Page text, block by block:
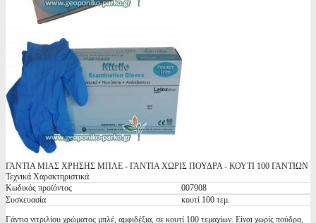
ΓΑΝΤΙΑ ΜΙΑΣ ΧΡΗΣΗΣ ΜΠΛΕ - ΓΑΝΤΙΑ ΧΩΡΙΣ ΠΟΥΔΡΑ - ΚΟΥΤΙ 100 ΓΑΝΤΙΩΝ
Τεχνικά Χαρακτηριστικά
Κωδικός προϊόντος
007908
Συσκευασία
κουτί 100 τεμ.
Γάντια νιτριλίου χρώματος μπλέ, αμφιδέξια, σε κουτί 100 τεμαχίων. Είναι χωρίς πούδρα,